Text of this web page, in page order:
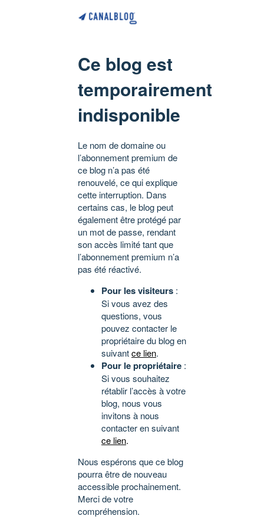
Ce blog est
temporairement
indisponible
Le nom de domaine ou
l’abonnement premium de
ce blog n’a pas été
renouvelé, ce qui explique
cette interruption. Dans
certains cas, le blog peut
également être protégé par
un mot de passe, rendant
son accès limité tant que
l’abonnement premium n’a
pas été réactivé.
Pour les visiteurs :
Si vous avez des
questions, vous
pouvez contacter le
propriétaire du blog en
suivantce lien.
Pour le propriétaire :
Si vous souhaitez
rétablir l’accès à votre
blog, nous vous
invitons à nous
contacter en suivant
ce lien.
Nous espérons que ce blog
pourra être de nouveau
accessible prochainement.
Merci de votre
compréhension.